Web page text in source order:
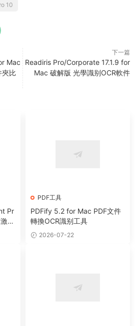
10
Mac
夾比
下一篇
Readiris Pro/Corporate 17.1.9 for
Mac 破解版 光學識别OCR軟件
Pr
活
PDF工具
PDFify 5.2 for Mac PDF文件
轉換OCR識别工具
2026-07-22